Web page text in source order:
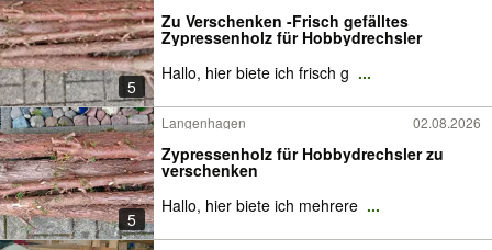
5
Zu Verschenken -Frisch gefälltes
Zypressenholz für Hobbydrechsler
Hallo, hier biete ich frisch g ...
5
Langenhagen 02.08.2026
Zypressenholz für Hobbydrechsler zu
verschenken
Hallo, hier biete ich mehrere ...